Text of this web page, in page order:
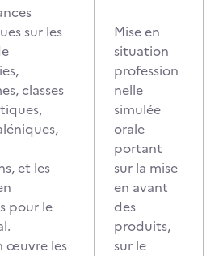
sur les
classes
et les
pour le
œuvre les
Mise en
situation
profession
nelle
simulée
orale
portant
sur la mise
en avant
des
produits,
sur le